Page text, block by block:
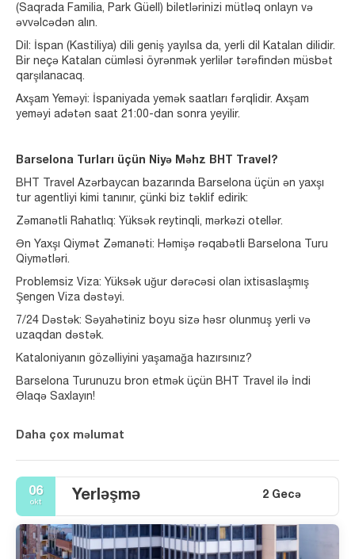
(Saqrada Familia, Park Güell) biletlərinizi mütləq onlayn və
əvvəlcədən alın.
Dil: İspan (Kastiliya) dili geniş yayılsa da, yerli dil Katalan dilidir.
Bir neçə Katalan cümləsi öyrənmək yerlilər tərəfindən müsbət
qarşılanacaq.
Axşam Yeməyi: İspaniyada yemək saatları fərqlidir. Axşam
yeməyi adətən saat 21:00-dan sonra yeyilir.
Barselona Turları üçün Niyə Məhz BHT Travel?
BHT Travel Azərbaycan bazarında Barselona üçün ən yaxşı
tur agentliyi kimi tanınır, çünki biz təklif edirik:
Zəmanətli Rahatlıq: Yüksək reytinqli, mərkəzi otellər.
Ən Yaxşı Qiymət Zəmanəti: Həmişə rəqabətli Barselona Turu
Qiymətləri.
Problemsiz Viza: Yüksək uğur dərəcəsi olan ixtisaslaşmış
Şengen Viza dəstəyi.
7/24 Dəstək: Səyahətiniz boyu sizə həsr olunmuş yerli və
uzaqdan dəstək.
Kataloniyanın gözəlliyini yaşamağa hazırsınız?
Barselona Turunuzu bron etmək üçün BHT Travel ilə İndi
Əlaqə Saxlayın!
Daha çox məlumat
06
okt Yerləşmə 2 Gecə